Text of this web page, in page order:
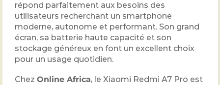
répond parfaitement aux besoins des
utilisateurs recherchant un smartphone
moderne, autonome et performant. Son grand
écran, sa batterie haute capacité et son
stockage généreux en font un excellent choix
pour un usage quotidien.
Chez Online Africa, le Xiaomi Redmi A7 Pro est